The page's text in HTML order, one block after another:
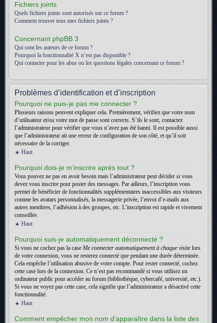
Fichiers joints
Quels fichiers joints sont autorisés sur ce forum ?
Comment trouver tous mes fichiers joints ?
Concernant phpBB 3
Qui sont les auteurs de ce forum ?
Pourquoi la fonctionnalité X n’est pas disponible ?
Qui contacter pour les abus ou les questions légales concernant ce forum ?
Problèmes d’identification et d’inscription
Pourquoi ne puis-je pas me connecter ?
Plusieurs raisons peuvent expliquer cela. Premièrement, vérifiez que votre nom
d’utilisateur et/ou votre mot de passe sont corrects. S’ils le sont, contactez
l’administrateur pour vérifier que vous n’avez pas été banni. Il est possible aussi
que l’administrateur ait une erreur de configuration de son côté, et qu’il soit
nécessaire de la corriger.
Haut
Pourquoi dois-je m’inscrire après tout ?
Vous pouvez ne pas en avoir besoin mais l’administrateur peut décider si vous
devez vous inscrire pour poster des messages. Par ailleurs, l’inscription vous
permet de bénéficier de fonctionnalités supplémentaires inaccessibles aux visiteurs
comme les avatars personnalisés, la messagerie privée, l’envoi d’e-mails aux
autres membres, l’adhésion à des groupes, etc. L’inscription est rapide et vivement
conseillée.
Haut
Pourquoi suis-je automatiquement déconnecté ?
Si vous ne cochez pas la case Me connecter automatiquement à chaque visite lors
de votre connexion, vous ne resterez connecté que pendant une durée déterminée.
Cela empêche l’utilisation abusive de votre compte. Pour rester connecté, cochez
cette case lors de la connexion. Ce n’est pas recommandé si vous utilisez un
ordinateur public pour accéder au forum (bibliothèque, cybercafé, université, etc.).
Si vous ne voyez pas cette case, cela signifie que l’administrateur a désactivé cette
fonctionnalité.
Haut
Comment empêcher mon nom d’apparaître dans la liste des